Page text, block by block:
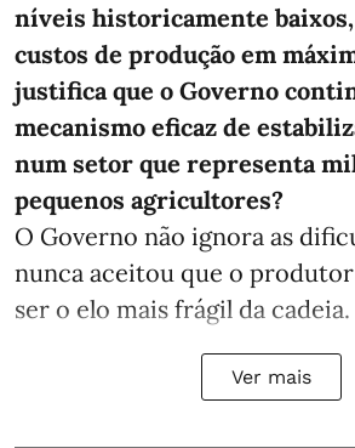
níveis historicamente
custos de produção em
justifica que o Governo
mecanismo eficaz de
num setor que representa
pequenos agricultores?
O Governo não ignora as
nunca aceitou que o
ser o elo mais frágil da cadeia.
Ver mais